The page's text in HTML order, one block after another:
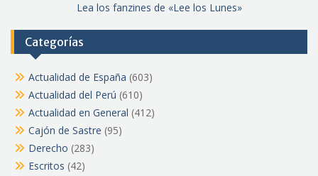
Lea los fanzines de «Lee los Lunes»
Categorías
Actualidad de España (603)
Actualidad del Perú (610)
Actualidad en General (412)
Cajón de Sastre (95)
Derecho (283)
Escritos (42)